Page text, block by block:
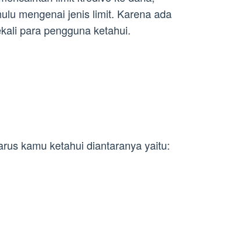
mengenai jenis limit. Karena ada
para pengguna ketahui.
kamu ketahui diantaranya yaitu: